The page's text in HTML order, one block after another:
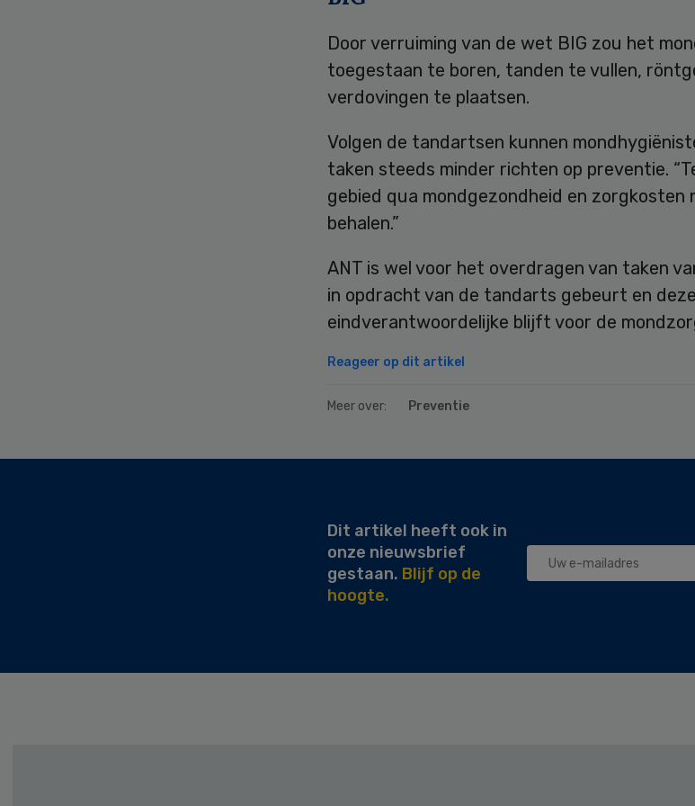
Door verruiming van de wet BIG zou het
toegestaan te boren, tanden te vullen,
verdovingen te plaatsen.
Volgen de tandartsen kunnen
taken steeds minder richten op preventie.
gebied qua mondgezondheid en zorgkosten
behalen.”
ANT is wel voor het overdragen van taken
in opdracht van de tandarts gebeurt en deze
eindverantwoordelijke blijft voor de
Reageer op dit artikel
Meer over: Preventie
Dit artikel heeft ook in
onze nieuwsbrief
gestaan. Blijf op de
hoogte.